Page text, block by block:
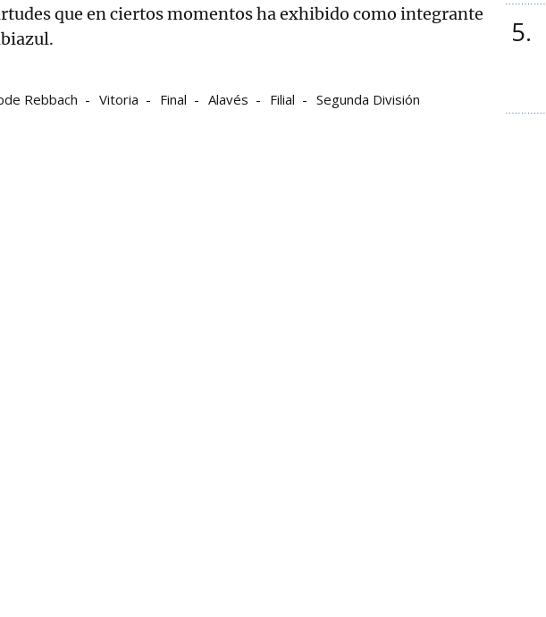
que en ciertos momentos ha exhibido como integrante
Rebbach Vitoria Final Alavés Filial Segunda División
5